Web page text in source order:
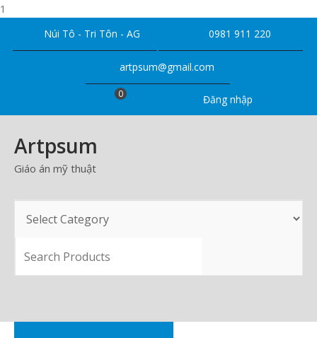
1
Núi Tô - Tri Tôn - AG 0981 911 220
artpsum@gmail.com
Đăng nhập
0
Artpsum
Giáo án mỹ thuật
SEARCH